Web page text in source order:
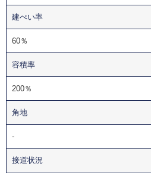
建ぺい率
60％
容積率
200％
角地
-
接道状況